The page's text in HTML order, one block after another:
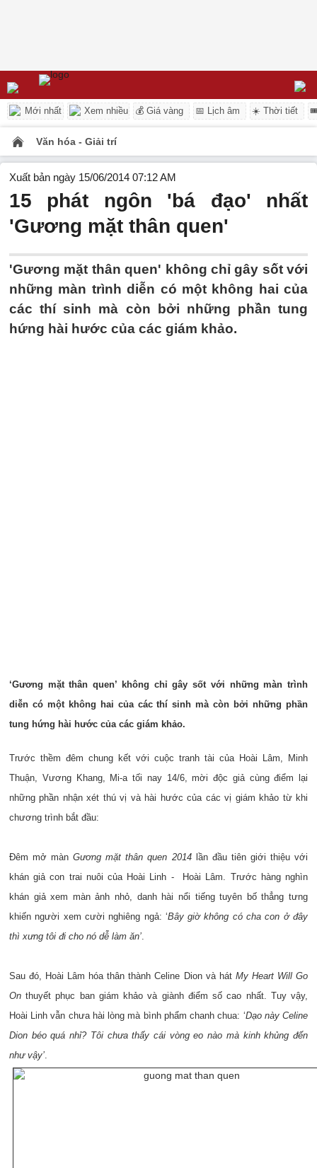
Mới nhất Xem nhiều 💰 Giá vàng 📅 Lịch âm ☀️ Thời tiết
Văn hóa - Giải trí
Xuất bản ngày 15/06/2014 07:12 AM
15 phát ngôn 'bá đạo' nhất
'Gương mặt thân quen'
'Gương mặt thân quen' không chỉ gây sốt với
những màn trình diễn có một không hai của
các thí sinh mà còn bởi những phần tung
hứng hài hước của các giám khảo.
‘Gương mặt thân quen’ không chỉ gây sốt với những màn trình
diễn có một không hai của các thí sinh mà còn bởi những phần
tung hứng hài hước của các giám khảo.
Trước thềm đêm chung kết với cuộc tranh tài của Hoài Lâm, Minh
Thuận, Vương Khang, Mi-a tối nay 14/6, mời độc giả cùng điểm lại
những phần nhận xét thú vị và hài hước của các vị giám khảo từ khi
chương trình bắt đầu:
Đêm mở mànGương mặt thân quen 2014lần đầu tiên giới thiệu với
khán giả con trai nuôi của Hoài Linh - Hoài Lâm. Trước hàng nghìn
khán giả xem màn ảnh nhỏ, danh hài nổi tiếng tuyên bố thẳng tưng
khiến người xem cười nghiêng ngả: ‘Bây giờ không có cha con ở đây
thì xưng tôi đi cho nó dễ làm ăn’.
Sau đó, Hoài Lâm hóa thân thành Celine Dion và hát My Heart Will Go
On thuyết phục ban giám khảo và giành điểm số cao nhất. Tuy vậy,
Hoài Linh vẫn chưa hài lòng mà bình phẩm chanh chua: ‘Dạo này Celine
Dion béo quá nhỉ? Tôi chưa thấy cái vòng eo nào mà kinh khủng đến
như vậy’.